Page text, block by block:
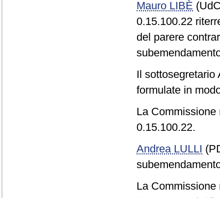
Mauro LIBÈ
0.15.100.22
del parere
Il sottosegretario
formulate in
La
0.15.100.22.
Andrea LULLI
La